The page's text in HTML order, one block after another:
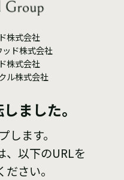
株式会社
ド株式会社
株式会社
ル株式会社
ました。
します。
、以下のURLを
さい。